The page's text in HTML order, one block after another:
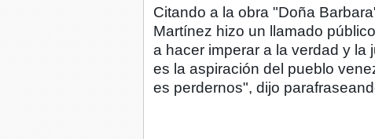
Citando a la obra "Doña
Martínez hizo un llamado
a hacer imperar a la verdad y la
es la aspiración del pueblo
es perdernos", dijo